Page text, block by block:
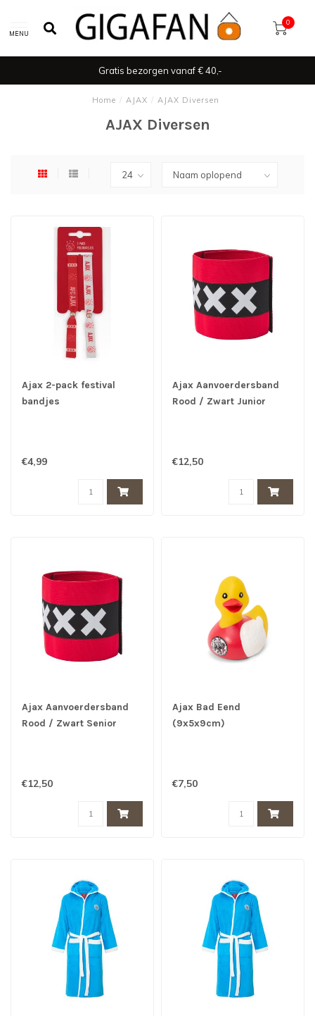
MENU
0
Gratis bezorgen vanaf € 40,-
Home / AJAX / AJAX Diversen
AJAX Diversen
Ajax 2-pack festival
bandjes
€4,99
Ajax Aanvoerdersband
Rood / Zwart Junior
€12,50
Ajax Aanvoerdersband
Rood / Zwart Senior
€12,50
Ajax Bad Eend
(9x5x9cm)
€7,50